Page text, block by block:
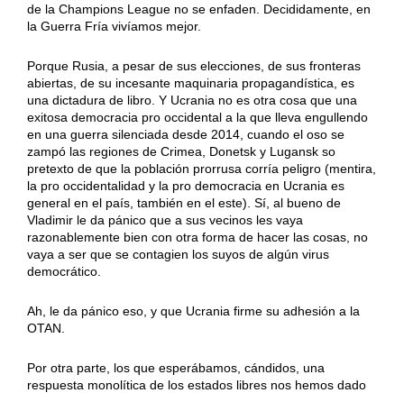
de la Champions League no se enfaden. Decididamente, en
la Guerra Fría vivíamos mejor.
Porque Rusia, a pesar de sus elecciones, de sus fronteras
abiertas, de su incesante maquinaria propagandística, es
una dictadura de libro. Y Ucrania no es otra cosa que una
exitosa democracia pro occidental a la que lleva engullendo
en una guerra silenciada desde 2014, cuando el oso se
zampó las regiones de Crimea, Donetsk y Lugansk so
pretexto de que la población prorrusa corría peligro (mentira,
la pro occidentalidad y la pro democracia en Ucrania es
general en el país, también en el este). Sí, al bueno de
Vladimir le da pánico que a sus vecinos les vaya
razonablemente bien con otra forma de hacer las cosas, no
vaya a ser que se contagien los suyos de algún virus
democrático.
Ah, le da pánico eso, y que Ucrania firme su adhesión a la
OTAN.
Por otra parte, los que esperábamos, cándidos, una
respuesta monolítica de los estados libres nos hemos dado